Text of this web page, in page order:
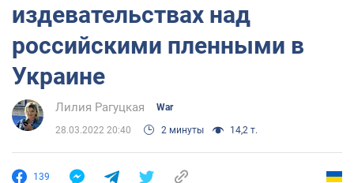
издевательствах над
российскими пленными в
Украине
Лилия Рагуцкая War
28.03.2022 20:40 2 минуты 14,2 т.
139